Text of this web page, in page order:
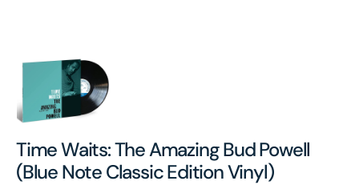
Time Waits: The Amazing Bud Powell
(Blue Note Classic Edition Vinyl)